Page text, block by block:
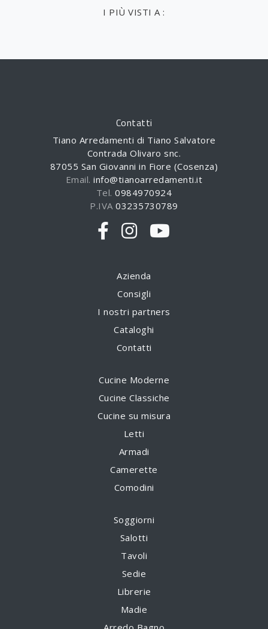
I PIÙ VISTI A :
Contatti
Tiano Arredamenti di Tiano Salvatore
Contrada Olivaro snc.
87055 San Giovanni in Fiore (Cosenza)
Email.info@tianoarredamenti.it
Tel.0984970924
P.IVA03235730789
Azienda
Consigli
I nostri partners
Cataloghi
Contatti
Cucine Moderne
Cucine Classiche
Cucine su misura
Letti
Armadi
Camerette
Comodini
Soggiorni
Salotti
Tavoli
Sedie
Librerie
Madie